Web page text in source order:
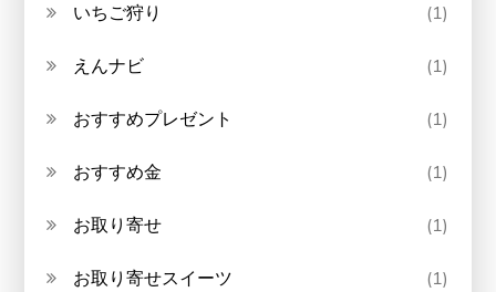
いちご狩り (1)
えんナビ (1)
おすすめプレゼント (1)
おすすめ金 (1)
お取り寄せ (1)
お取り寄せスイーツ (1)